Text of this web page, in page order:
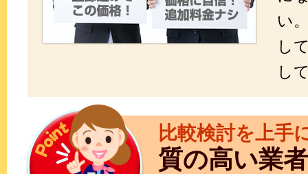
い
し
し
比較検討を上手
質の高い業